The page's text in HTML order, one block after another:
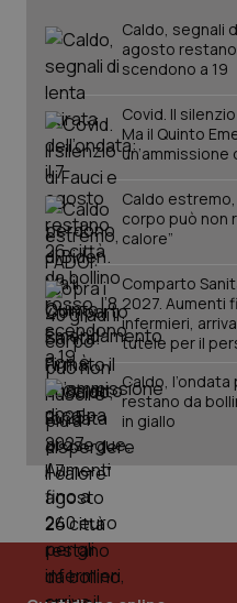
Caldo, segnali
agosto
scendono a 19
Covid. Il
Ma il Quinto
un’ammissione
Caldo estremo,
corpo può non
calore”
Comparto
2027. Aumenti
infermieri,
tutele per il
Caldo,
restano da
in giallo
_ga